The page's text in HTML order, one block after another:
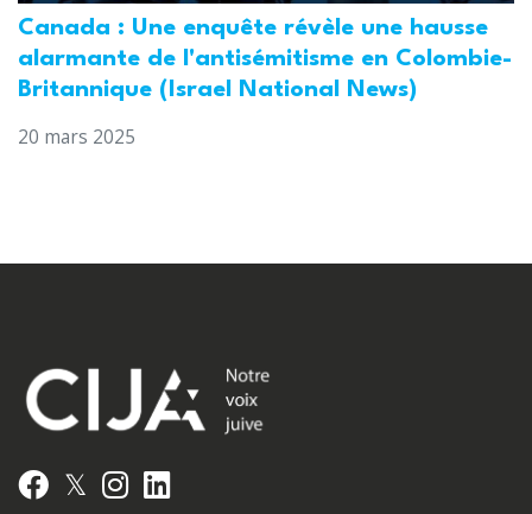
Canada : Une enquête révèle une hausse
alarmante de l'antisémitisme en Colombie-
Britannique (Israel National News)
20 mars 2025
Facebook
𝕏 Instagram